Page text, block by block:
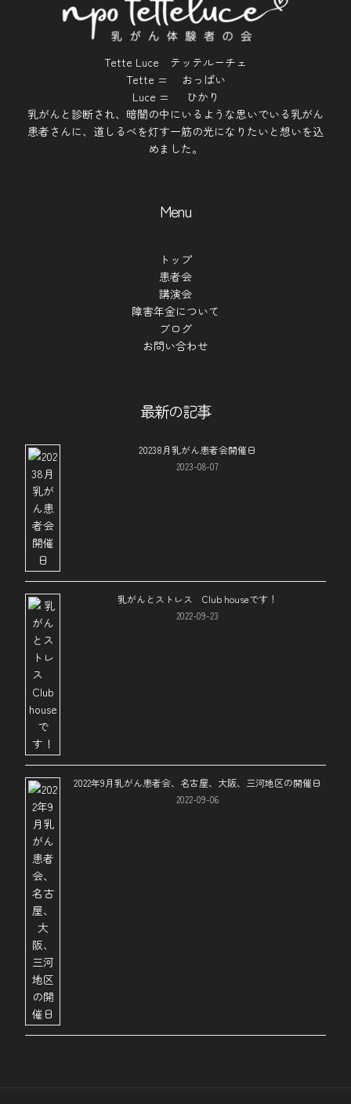
Tette Luce テッテルーチェ
Tette = おっぱい
Luce = ひかり
乳がんと診断され、暗闇の中にいるような思いでいる乳がん
患者さんに、道しるべを灯す一筋の光になりたいと想いを込
めました。
Menu
トップ
患者会
講演会
障害年金について
ブログ
お問い合わせ
最新の記事
20238月乳がん患者会開催日
2023-08-07
乳がんとストレス Club houseです！
2022-09-23
2022年9月乳がん患者会、名古屋、大阪、三河地区の開催日
2022-09-06